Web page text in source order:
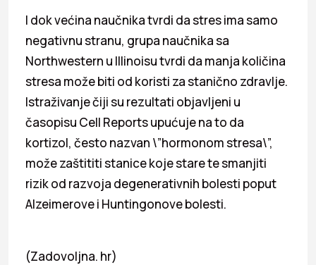
I dok većina naučnika tvrdi da stres ima samo
negativnu stranu, grupa naučnika sa
Northwestern u Illinoisu tvrdi da manja količina
stresa može biti od koristi za stanično zdravlje.
Istraživanje čiji su rezultati objavljeni u
časopisu Cell Reports upućuje na to da
kortizol, često nazvan \”hormonom stresa\”,
može zaštititi stanice koje stare te smanjiti
rizik od razvoja degenerativnih bolesti poput
Alzeimerove i Huntingonove bolesti.
(Zadovoljna. hr)